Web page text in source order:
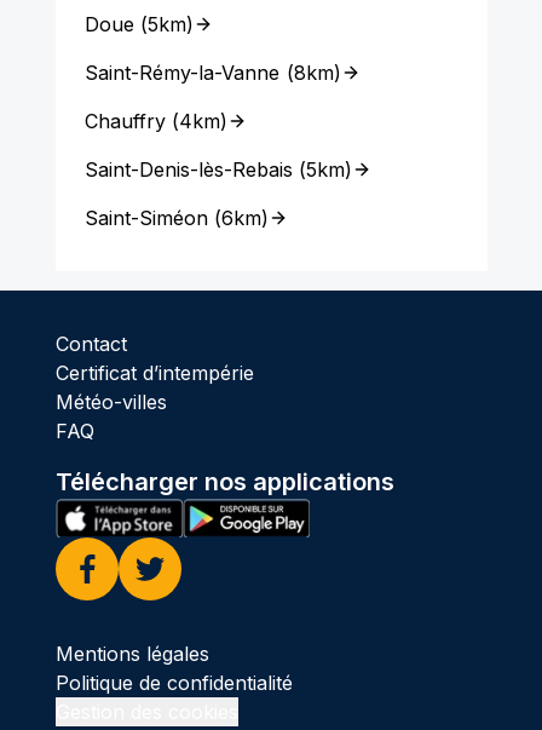
Doue(5km)
Saint-Rémy-la-Vanne (8km)
Chauffry(4km)
Saint-Denis-lès-Rebais (5km)
Saint-Siméon(6km)
Contact
Certificat d’intempérie
Météo-villes
FAQ
Télécharger nos applications
Facebook
Twitter
Mentions légales
Politique de confidentialité